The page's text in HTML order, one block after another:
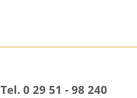
Tel. 0 29 51 - 98 240